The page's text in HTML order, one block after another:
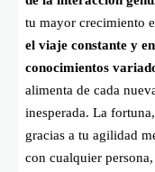
tu mayor crecimiento
el viaje constante y
conocimientos
alimenta de cada
inesperada. La
gracias a tu agilidad
con cualquier